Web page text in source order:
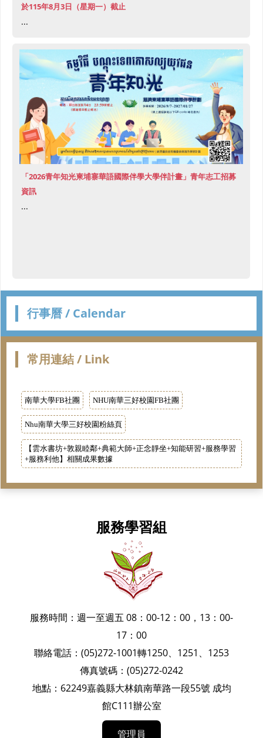
於115年8月3日（星期一）截止
...
「2026青年知光柬埔寨華語國際伴學大學伴計畫」青年志工招募
資訊
...
行事曆 / Calendar
常用連結 / Link
南華大學FB社團 NHU南華三好校園FB社團
Nhu南華大學三好校園粉絲頁
【雲水書坊+敦親睦鄰+典範大師+正念靜坐+知能研習+服務學習
+服務利他】相關成果數據
服務學習組
服務時間：週一至週五 08：00-12：00，13：00-
17：00
聯絡電話：(05)272-1001轉1250、1251、1253
傳真號碼：(05)272-0242
地點：62249嘉義縣大林鎮南華路一段55號 成均
館C111辦公室
管理員